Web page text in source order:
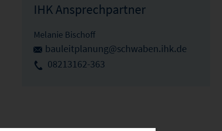
IHK Ansprechpartner
Melanie Bischoff
bauleitplanung@schwaben.ihk.de
08213162-363